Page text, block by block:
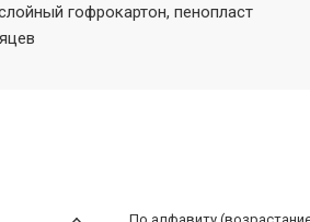
гофрокартон, пенопласт